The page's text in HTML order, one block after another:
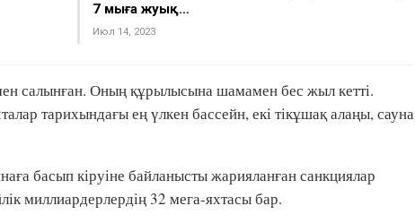
7 мыңға жуық…
Июл 14, 2023
салынған. Оның құрылысына шамамен бес жыл кетті.
тарихындағы ең үлкен бассейн, екі тікұшақ алаңы, сауна
басып кіруіне байланысты жарияланған санкциялар
миллиардерлердің 32 мега-яхтасы бар.